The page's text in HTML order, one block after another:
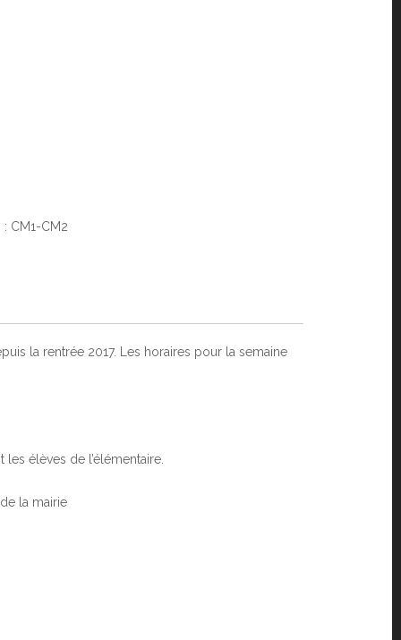
: CM1-CM2
la rentrée 2017. Les horaires pour la semaine
élèves de l’élémentaire.
la mairie